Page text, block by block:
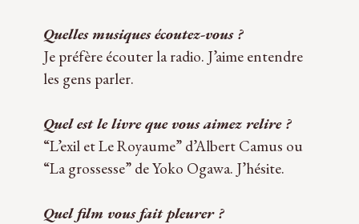
Quelles musiques écoutez-vous ?
Je pré­fère écou­ter la radio. J’aime entendre
les gens parler.
Quel est le livre que vous aimez relire ?
“L’exil et Le Royaume” d’Albert Camus ou
“La gros­sesse” de Yoko Ogawa. J’hésite.
Quel film vous fait pleu­rer ?